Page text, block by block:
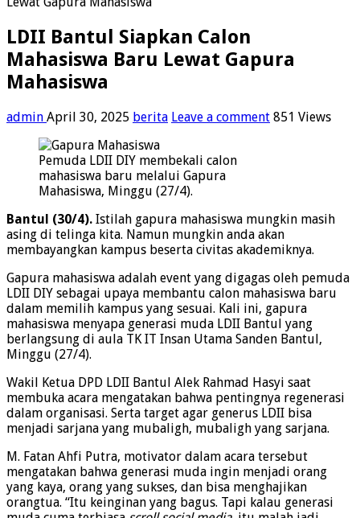
LDII Bantul Siapkan Calon
Mahasiswa Baru Lewat Gapura
Mahasiswa
admin April 30, 2025 berita Leave a comment 851 Views
Pemuda LDII DIY membekali calon
mahasiswa baru melalui Gapura
Mahasiswa, Minggu (27/4).
Bantul (30/4). Istilah gapura mahasiswa mungkin masih
asing di telinga kita. Namun mungkin anda akan
membayangkan kampus beserta civitas akademiknya.
Gapura mahasiswa adalah event yang digagas oleh pemuda
LDII DIY sebagai upaya membantu calon mahasiswa baru
dalam memilih kampus yang sesuai. Kali ini, gapura
mahasiswa menyapa generasi muda LDII Bantul yang
berlangsung di aula TK IT Insan Utama Sanden Bantul,
Minggu (27/4).
Wakil Ketua DPD LDII Bantul Alek Rahmad Hasyi saat
membuka acara mengatakan bahwa pentingnya regenerasi
dalam organisasi. Serta target agar generus LDII bisa
menjadi sarjana yang mubaligh, mubaligh yang sarjana.
M. Fatan Ahfi Putra, motivator dalam acara tersebut
mengatakan bahwa generasi muda ingin menjadi orang
yang kaya, orang yang sukses, dan bisa menghajikan
orangtua. “Itu keinginan yang bagus. Tapi kalau generasi